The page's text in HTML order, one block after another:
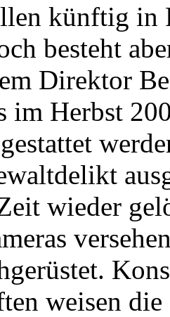
künftig in
besteht
Direktor
im Herbst
wieder
weisen